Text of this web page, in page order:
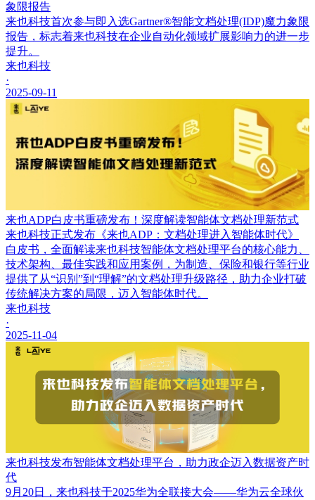
象限报告
来也科技首次参与即入选Gartner®智能文档处理(IDP)魔力象限
报告，标志着来也科技在企业自动化领域扩展影响力的进一步
提升。
来也科技
·
2025-09-11
来也ADP白皮书重磅发布！深度解读智能体文档处理新范式
来也科技正式发布《来也ADP：文档处理进入智能体时代》
白皮书，全面解读来也科技智能体文档处理平台的核心能力、
技术架构、最佳实践和应用案例，为制造、保险和银行等行业
提供了从“识别”到“理解”的文档处理升级路径，助力企业打破
传统解决方案的局限，迈入智能体时代。
来也科技
·
2025-11-04
来也科技发布智能体文档处理平台，助力政企迈入数据资产时
代
9月20日，来也科技于2025华为全联接大会——华为云全球伙